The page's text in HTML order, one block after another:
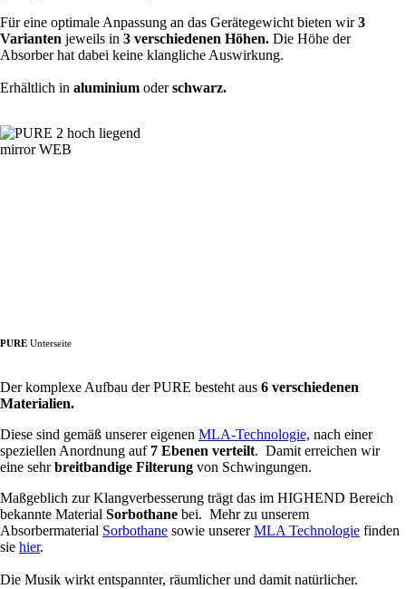
Für eine optimale Anpassung an das Gerätegewicht bieten wir3
Varianten jeweils in 3 verschiedenen Höhen. Die Höhe der
Absorber hat dabei keine klangliche Auswirkung.
Erhältlich in aluminium oderschwarz.
PURE Unterseite
Der komplexe Aufbau der PURE besteht aus 6 verschiedenen
Materialien.
Diese sind gemäß unserer eigenen MLA-Technologie, nach einer
speziellen Anordnung auf 7 Ebenen verteilt. Damit erreichen wir
eine sehrbreitbandige Filterung von Schwingungen.
Maßgeblich zur Klangverbesserung trägt das im HIGHEND Bereich
bekannte Material Sorbothane bei. Mehr zu unserem
Absorbermaterial Sorbothane sowie unsererMLA Technologie finden
sie hier.
Die Musik wirkt entspannter, räumlicher und damit natürlicher.